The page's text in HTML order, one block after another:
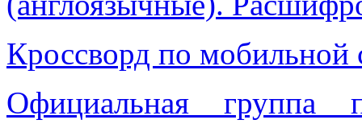
Кроссворд по мобильной
Официальная группа